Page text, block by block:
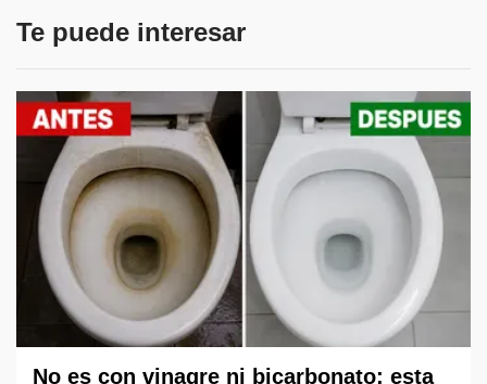
Te puede interesar
No es con vinagre ni bicarbonato: esta